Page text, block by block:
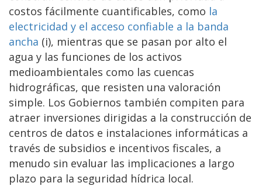
costos fácilmente cuantificables, como la
electricidad y el acceso confiable a la banda
ancha (i), mientras que se pasan por alto el
agua y las funciones de los activos
medioambientales como las cuencas
hidrográficas, que resisten una valoración
simple. Los Gobiernos también compiten para
atraer inversiones dirigidas a la construcción de
centros de datos e instalaciones informáticas a
través de subsidios e incentivos fiscales, a
menudo sin evaluar las implicaciones a largo
plazo para la seguridad hídrica local.